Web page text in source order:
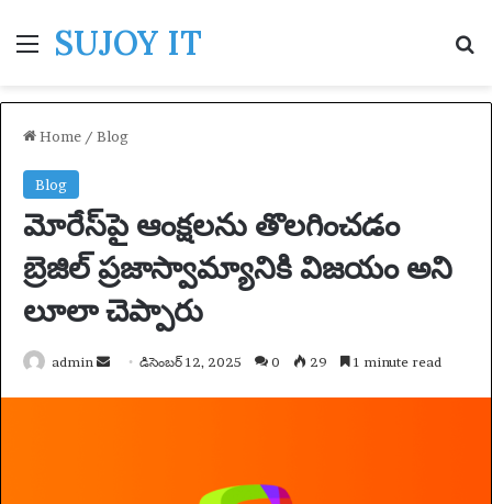
Menu
SUJOY IT
Home / Blog
Blog
మోరేస్‌పై ఆంక్షలను తొలగించడం
బ్రెజిల్ ప్రజాస్వామ్యానికి విజయం అని
లూలా చెప్పారు
admin డిసెంబర్ 12, 2025 0 29 1 minute read